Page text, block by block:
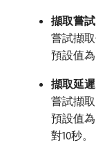
擷取嘗試
嘗試擷
預設值為
擷取延遲
嘗試擷
預設值為
對10秒。